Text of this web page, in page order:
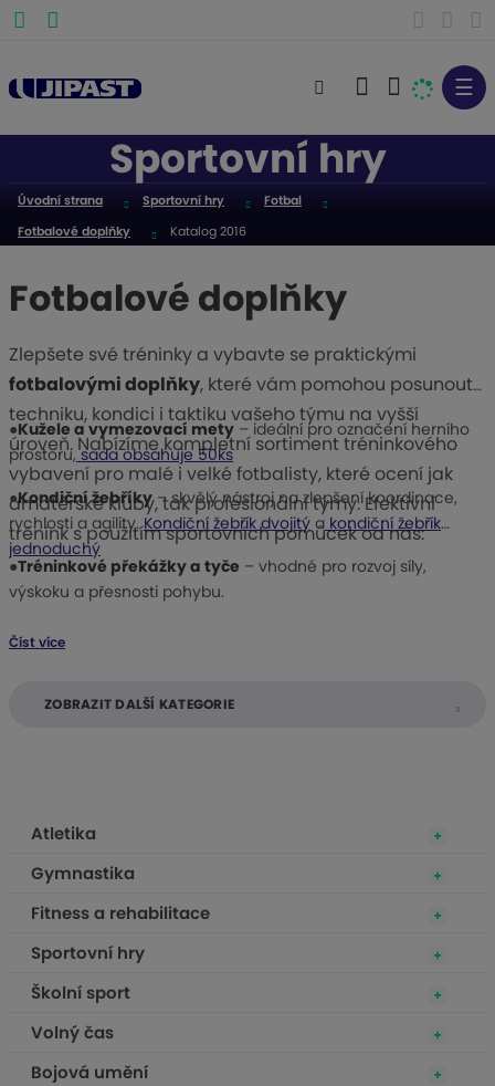
h
l
e
t
☰
Sportovní hry
Úvodní strana Sportovní hry
Fotbal
Fotbalové doplňky
Katalog 2016
Fotbalové doplňky
Zlepšete své tréninky a vybavte se praktickými
fotbalovými doplňky, které vám pomohou posunout
techniku, kondici i taktiku vašeho týmu na vyšší
úroveň. Nabízíme kompletní sortiment tréninkového
vybavení pro malé i velké fotbalisty, které ocení jak
amatérské kluby, tak profesionální týmy. Efektivní
trénink s použitím sportovních pomůcek od nás:
●Kužele a vymezovací mety – ideální pro označení herního
prostoru,sada obsahuje 50ks
●Kondiční žebříky– skvělý nástroj na zlepšení koordinace,
rychlosti a agility.Kondiční žebřík dvojitý a kondiční žebřík
jednoduchý
●Tréninkové překážky a tyče – vhodné pro rozvoj síly,
výskoku a přesnosti pohybu.
Číst více
ZOBRAZIT DALŠÍ KATEGORIE
Atletika
Gymnastika
Fitness a rehabilitace
Sportovní hry
Školní sport
Volný čas
Bojová umění